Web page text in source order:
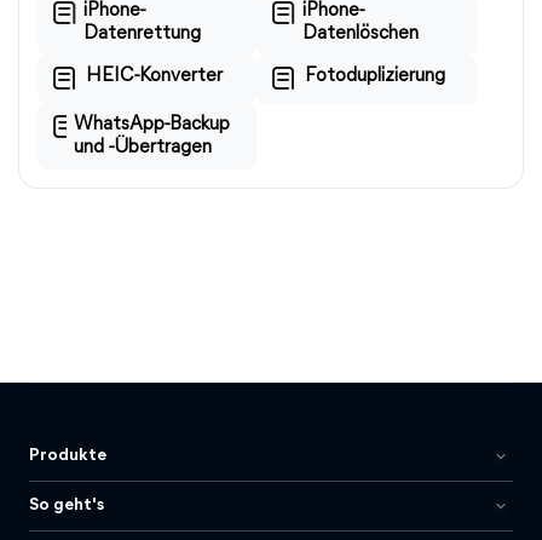
iPhone-
Datenrettung
iPhone-
Datenlöschen
HEIC-Konverter Fotoduplizierung
WhatsApp-Backup
und -Übertragen
Produkte
So geht's